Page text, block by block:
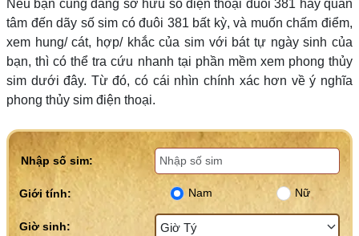
Nếu bạn cũng đang sở hữu số điện thoại đuôi 381 hay quan
tâm đến dãy số sim có đuôi 381 bất kỳ, và muốn chấm điểm,
xem hung/ cát, hợp/ khắc của sim với bát tự ngày sinh của
bạn, thì có thể tra cứu nhanh tại phần mềm xem phong thủy
sim dưới đây. Từ đó, có cái nhìn chính xác hơn về ý nghĩa
phong thủy sim điện thoại.
Nhập số sim:
Giới tính: Nam Nữ
Giờ sinh: